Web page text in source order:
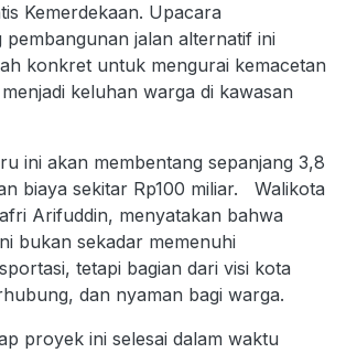
Kemerdekaan. Upacara
jalan alternatif ini
konkret untuk mengurai kemacetan
keluhan warga di kawasan
ini akan membentang sepanjang 3,8
biaya sekitar Rp100 miliar. Walikota
Arifuddin, menyatakan bahwa
bukan sekadar memenuhi
tetapi bagian dari visi kota
dan nyaman bagi warga.
proyek ini selesai dalam waktu